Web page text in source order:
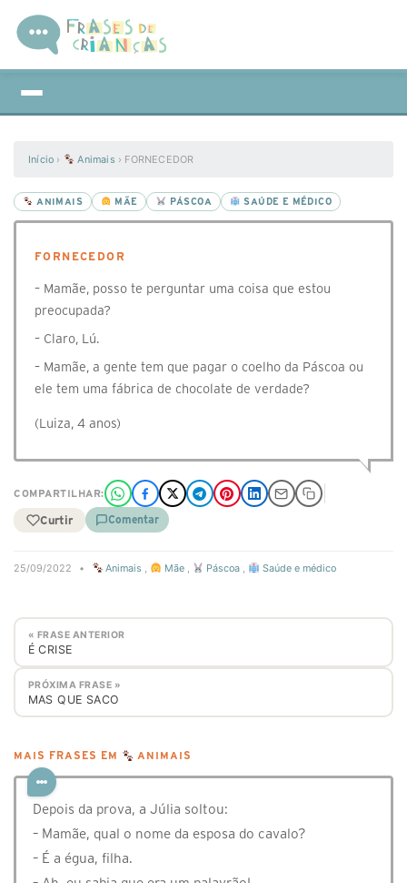
Início › Animais › FORNECEDOR
ANIMAIS MÃE PÁSCOA SAÚDE E MÉDICO
FORNECEDOR
– Mamãe, posso te perguntar uma coisa que estou
preocupada?
– Claro, Lú.
– Mamãe, a gente tem que pagar o coelho da Páscoa ou
ele tem uma fábrica de chocolate de verdade?
(Luiza, 4 anos)
COMPARTILHAR:
Curtir Comentar
25/09/2022 • Animais , Mãe, Páscoa , Saúde e médico
« FRASE ANTERIOR
É CRISE
PRÓXIMA FRASE »
MAS QUE SACO
MAIS FRASES EM ANIMAIS
Depois da prova, a Júlia soltou:
– Mamãe, qual o nome da esposa do cavalo?
– É a égua, filha.